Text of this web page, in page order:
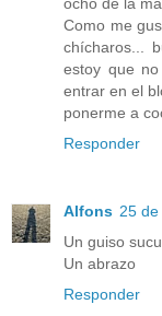
ocho de la
Como me
chícharos...
estoy que
entrar en el
ponerme a
Responder
Alfons 25 de
Un guiso
Un abrazo
Responder